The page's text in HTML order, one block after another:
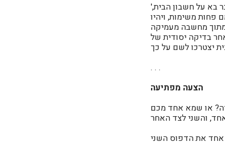
'אנשי הלמה לא' בדרך כלל עושים יותר, מתנדבים יותר ומעורבים יותר, אך פעמים רבות הדבר בא על חשבון הבית,
פחות משימות, ויהיו
מחשבה מעמיקה
בדיקה יסודית של
. . .
הצעה מפתיעה
או שמא אחד מכם